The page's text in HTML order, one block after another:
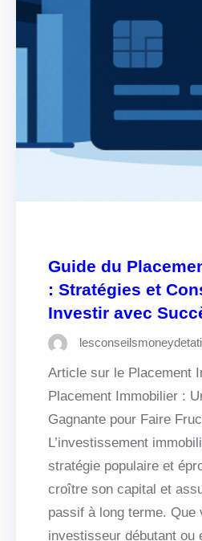
Guide du
: Stratégies et
Investir avec
lesconseilsmoneydetati
Article sur le Placement
Placement Immobilier :
Gagnante pour Faire
L’investissement
stratégie populaire et
croître son capital et
passif à long terme. Que
investisseur débutant ou